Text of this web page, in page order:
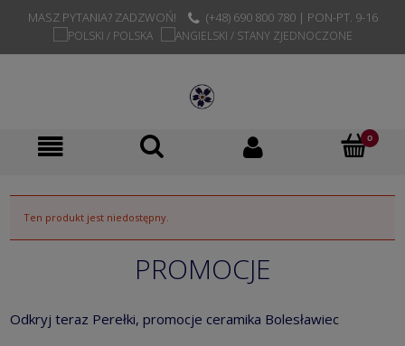
MASZ PYTANIA? ZADZWOŃ! (+48) 690 800 780 | PON-PT. 9-16
Ten produkt jest niedostępny.
PROMOCJE
Odkryj teraz Perełki, promocje ceramika Bolesławiec